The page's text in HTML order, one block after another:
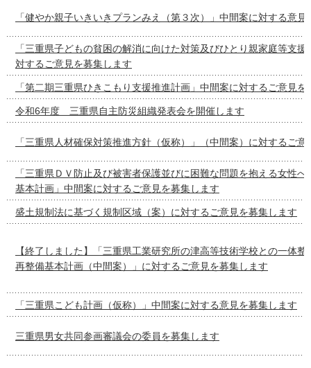
「健やか親子いきいきプランみえ（第３次）」中間案に対する意見
「三重県子どもの貧困の解消に向けた対策及びひとり親家庭等支
対するご意見を募集します
「第二期三重県ひきこもり支援推進計画」中間案に対するご意見を
令和6年度 三重県自主防災組織発表会を開催します
「三重県人材確保対策推進方針（仮称）」（中間案）に対するご
「三重県ＤＶ防止及び被害者保護並びに困難な問題を抱える女性
基本計画」中間案に対するご意見を募集します
盛土規制法に基づく規制区域（案）に対するご意見を募集します
【終了しました】「三重県工業研究所の津高等技術学校との一体
再整備基本計画（中間案）」に対するご意見を募集します
「三重県こども計画（仮称）」中間案に対する意見を募集します
三重県男女共同参画審議会の委員を募集します